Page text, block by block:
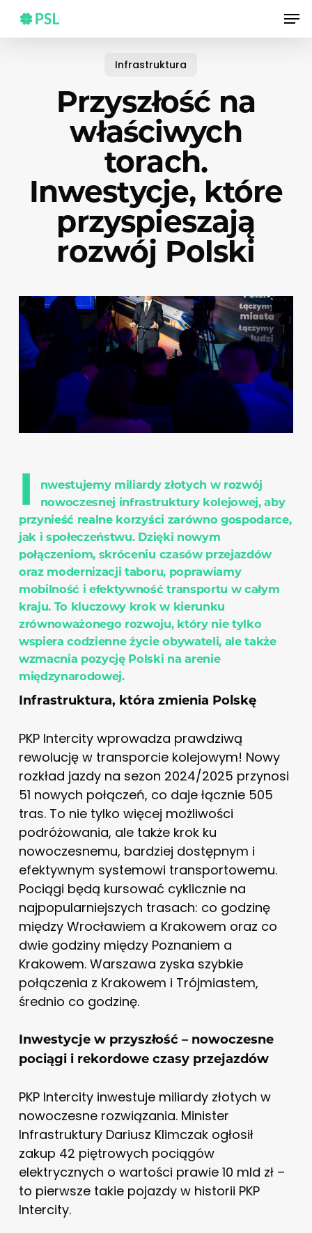
main
Infrastruktura
Przyszłość na
właściwych
torach.
Inwestycje, które
przyspieszają
rozwój Polski
I
nwestujemy miliardy złotych w rozwój
nowoczesnej infrastruktury kolejowej, aby
przynieść realne korzyści zarówno gospodarce,
jak i społeczeństwu. Dzięki nowym
połączeniom, skróceniu czasów przejazdów
oraz modernizacji taboru, poprawiamy
mobilność i efektywność transportu w całym
kraju. To kluczowy krok w kierunku
zrównoważonego rozwoju, który nie tylko
wspiera codzienne życie obywateli, ale także
wzmacnia pozycję Polski na arenie
międzynarodowej.
Infrastruktura, która zmienia Polskę
PKP Intercity wprowadza prawdziwą
rewolucję w transporcie kolejowym! Nowy
rozkład jazdy na sezon 2024/2025 przynosi
51 nowych połączeń, co daje łącznie 505
tras. To nie tylko więcej możliwości
podróżowania, ale także krok ku
nowoczesnemu, bardziej dostępnym i
efektywnym systemowi transportowemu.
Pociągi będą kursować cyklicznie na
najpopularniejszych trasach: co godzinę
między Wrocławiem a Krakowem oraz co
dwie godziny między Poznaniem a
Krakowem. Warszawa zyska szybkie
połączenia z Krakowem i Trójmiastem,
średnio co godzinę.
Inwestycje w przyszłość – nowoczesne
pociągi i rekordowe czasy przejazdów
PKP Intercity inwestuje miliardy złotych w
nowoczesne rozwiązania. Minister
Infrastruktury Dariusz Klimczak ogłosił
zakup 42 piętrowych pociągów
elektrycznych o wartości prawie 10 mld zł –
to pierwsze takie pojazdy w historii PKP
Intercity.